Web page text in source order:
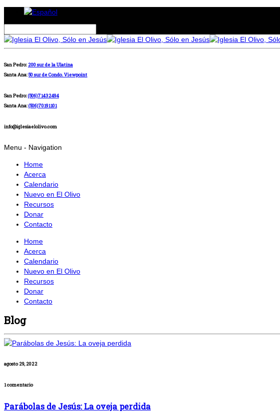
San Pedro: 200 sur de la Ulatina
Santa Ana:50 sur de Condo. Viewpoint
San Pedro:(506)71432494
Santa Ana:(506)70191101
info@iglesiaelolivo.com
Menu - Navigation
Home
Acerca
Calendario
Nuevo en El Olivo
Recursos
Donar
Contacto
Home
Acerca
Calendario
Nuevo en El Olivo
Recursos
Donar
Contacto
Blog
agosto 29, 2022
1 comentario
Parábolas de Jesús: La oveja perdida